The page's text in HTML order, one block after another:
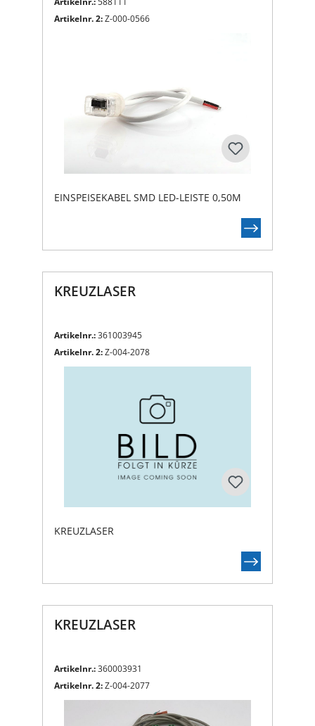
Artikelnr. 2:Z-000-0566
EINSPEISEKABEL SMD LED-LEISTE 0,50M
KREUZLASER
Artikelnr.:361003945
Artikelnr. 2:Z-004-2078
KREUZLASER
KREUZLASER
Artikelnr.:360003931
Artikelnr. 2:Z-004-2077